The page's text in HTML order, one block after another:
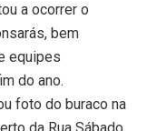
a ocorrer o
bem
equipes
do ano.
foto do buraco na